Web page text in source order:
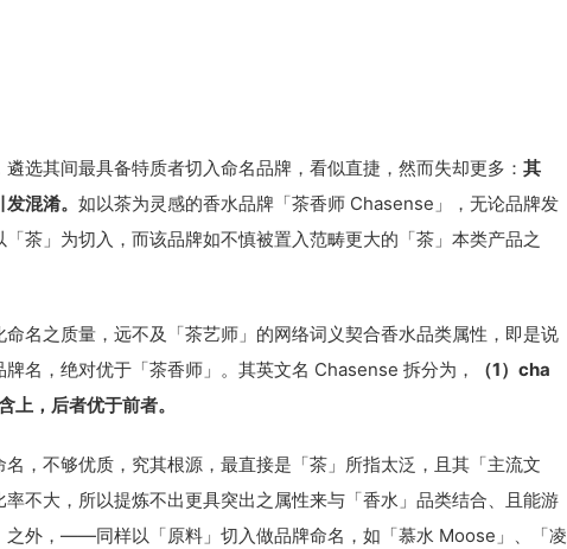
选其间最具备特质者切入命名品牌，看似直捷，然而失却更多： 其
混淆。 如以茶为灵感的香水品牌「茶香师 Chasense」，无论品牌发
茶」为切入，而该品牌如不慎被置入范畴更大的「茶」本类产品之
命名之质量，远不及「茶艺师」的网络词义契合香水品类属性，即是说
名，绝对优于「茶香师」。其英文名 Chasense 拆分为，
（1）cha
，后者优于前者。
名，不够优质，究其根源，最直接是「茶」所指太泛，且其「主流文
不大，所以提炼不出更具突出之属性来与「香水」品类结合、且能游
之外，——同样以「原料」切入做品牌命名，如「慕水 Moose」、「凌